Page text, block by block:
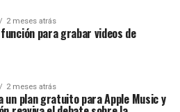
2 meses atrás
para grabar videos de
2 meses atrás
un plan gratuito para Apple Music y